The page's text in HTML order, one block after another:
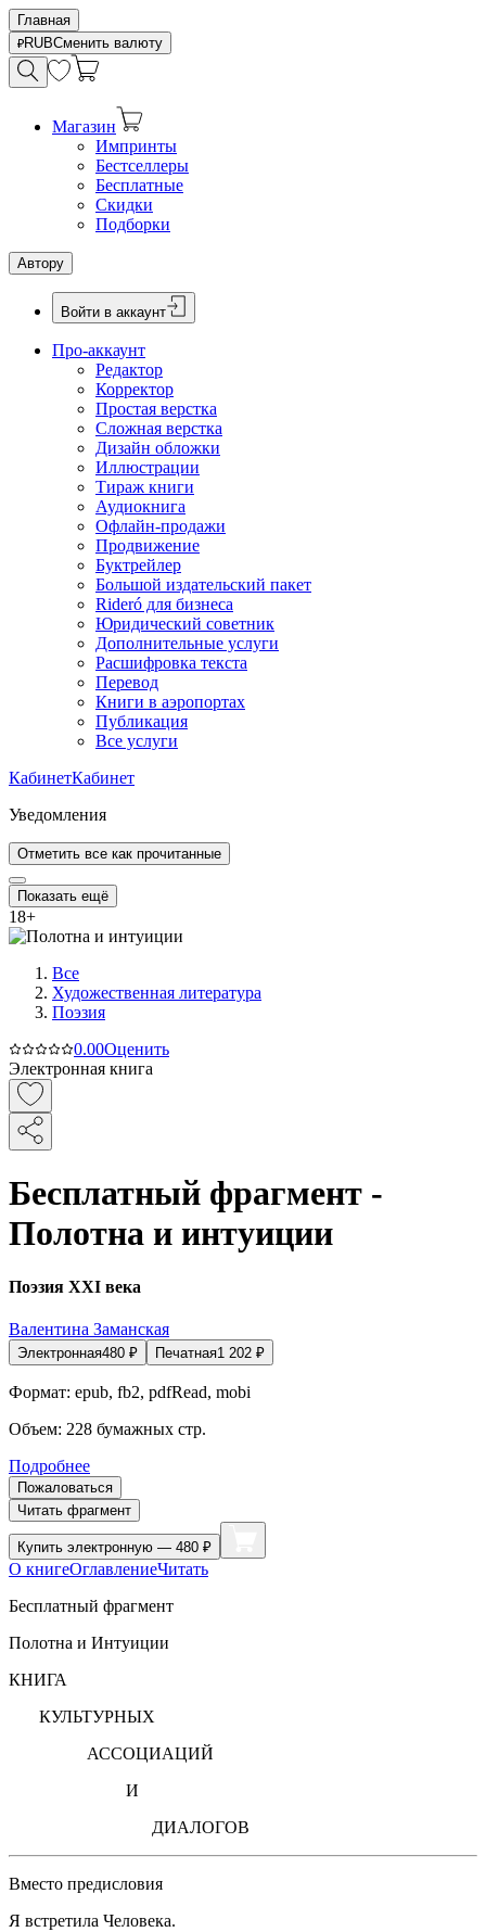
Главная
RUBСменить валюту
Магазин
Импринты
Бестселлеры
Бесплатные
Скидки
Подборки
Автору
Войти в аккаунт
Про-аккаунт
Редактор
Корректор
Простая верстка
Сложная верстка
Дизайн обложки
Иллюстрации
Тираж книги
Аудиокнига
Офлайн-продажи
Продвижение
Буктрейлер
Большой издательский пакет
Rideró для бизнеса
Юридический советник
Дополнительные услуги
Расшифровка текста
Перевод
Книги в аэропортах
Публикация
Все услуги
КабинетКабинет
Уведомления
Отметить все как прочитанные
Показать ещё
18+
Все
Художественная литература
Поэзия
0.00Оценить
Электронная книга
Бесплатный фрагмент -
Полотна и интуиции
Поэзия XXI века
Валентина Заманская
Электронная480 ₽ Печатная1 202 ₽
Формат: epub, fb2, pdfRead, mobi
Объем: 228 бумажных стр.
Подробнее
Пожаловаться
Читать фрагмент
Купить электронную — 480 ₽
О книгеОглавлениеЧитать
Бесплатный фрагмент
Полотна и Интуиции
КНИГА
КУЛЬТУРНЫХ
АССОЦИАЦИЙ
И
ДИАЛОГОВ
Вместо предисловия
Я встретила Человека.